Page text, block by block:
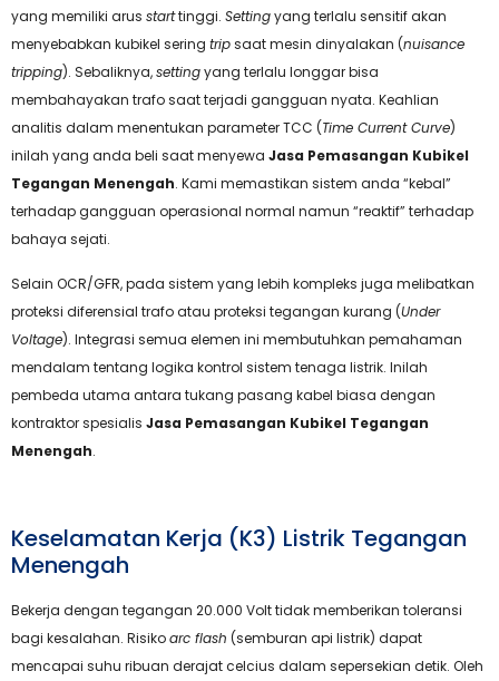
yang memiliki arus starttinggi. Settingyang terlalu sensitif akan
menyebabkan kubikel sering tripsaat mesin dinyalakan (nuisance
tripping). Sebaliknya,settingyang terlalu longgar bisa
membahayakan trafo saat terjadi gangguan nyata. Keahlian
analitis dalam menentukan parameter TCC (Time Current Curve)
inilah yang anda beli saat menyewa Jasa Pemasangan Kubikel
Tegangan Menengah. Kami memastikan sistem anda “kebal”
terhadap gangguan operasional normal namun “reaktif” terhadap
bahaya sejati.
Selain OCR/GFR, pada sistem yang lebih kompleks juga melibatkan
proteksi diferensial trafo atau proteksi tegangan kurang (Under
Voltage). Integrasi semua elemen ini membutuhkan pemahaman
mendalam tentang logika kontrol sistem tenaga listrik. Inilah
pembeda utama antara tukang pasang kabel biasa dengan
kontraktor spesialis Jasa Pemasangan Kubikel Tegangan
Menengah.
Keselamatan Kerja (K3) Listrik Tegangan
Menengah
Bekerja dengan tegangan 20.000 Volt tidak memberikan toleransi
bagi kesalahan. Risikoarc flash (semburan api listrik) dapat
mencapai suhu ribuan derajat celcius dalam sepersekian detik. Oleh